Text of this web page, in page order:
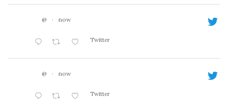
@ · now
Twitter
@ · now
Twitter